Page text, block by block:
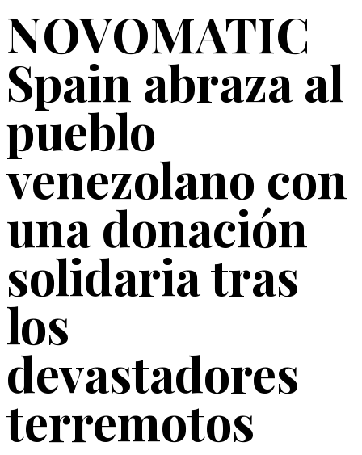
NOVOMATIC
Spain abraza al
pueblo
venezolano con
una donación
solidaria tras
los
devastadores
terremotos